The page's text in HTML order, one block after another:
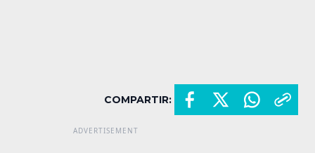
COMPARTIR: